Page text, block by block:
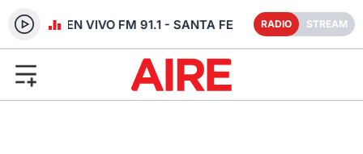
RADIO EN VIVO FM 91.1 - SANTA FE RADIO STREAM